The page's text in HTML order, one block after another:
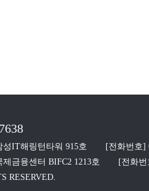
IT해링턴타워 915호
[전화번호]
금융센터 BIFC2 1213호
[전화번
RESERVED.